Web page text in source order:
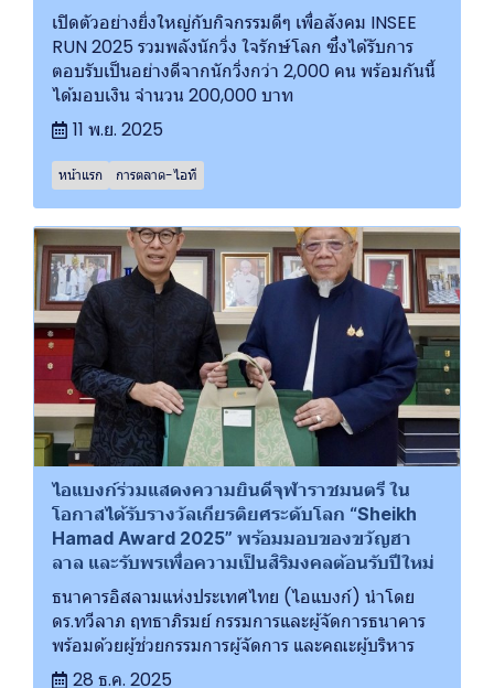
เปิดตัวอย่างยิ่งใหญ่กับกิจกรรมดีๆ เพื่อสังคม INSEE
RUN 2025 รวมพลังนักวิ่ง ใจรักษ์โลก ซึ่งได้รับการ
ตอบรับเป็นอย่างดีจากนักวิ่งกว่า 2,000 คน พร้อมกันนี้
ได้มอบเงิน จำนวน 200,000 บาท
11 พ.ย. 2025
หน้าแรก การตลาด-ไอที
ไอแบงก์ร่วมแสดงความยินดีจุฬาราชมนตรี ใน
โอกาสได้รับรางวัลเกียรติยศระดับโลก “Sheikh
Hamad Award 2025” พร้อมมอบของขวัญฮา
ลาล และรับพรเพื่อความเป็นสิริมงคลต้อนรับปีใหม่
ธนาคารอิสลามแห่งประเทศไทย (ไอแบงก์) นำโดย
ดร.ทวีลาภ ฤทธาภิรมย์ กรรมการและผู้จัดการธนาคาร
พร้อมด้วยผู้ช่วยกรรมการผู้จัดการ และคณะผู้บริหาร
28 ธ.ค. 2025